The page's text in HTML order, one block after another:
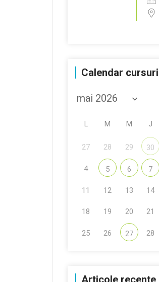
Calendar cursuri
M M J
27 28 29 30
4 5 6 7
11 12 13 14
18 19 20 21
25 26 27 28
Articole recente